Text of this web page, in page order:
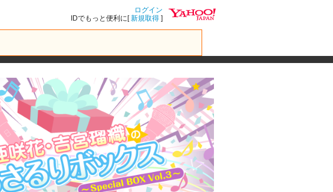
ログイン
IDでもっと便利に[新規取得 ]